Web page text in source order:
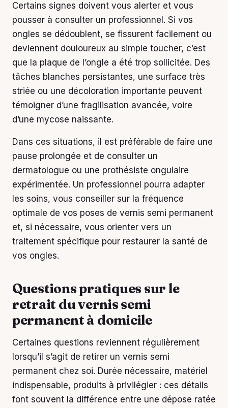
Certains signes doivent vous alerter et vous
pousser à consulter un professionnel. Si vos
ongles se dédoublent, se fissurent facilement ou
deviennent douloureux au simple toucher, c’est
que la plaque de l’ongle a été trop sollicitée. Des
tâches blanches persistantes, une surface très
striée ou une décoloration importante peuvent
témoigner d’une fragilisation avancée, voire
d’une mycose naissante.
Dans ces situations, il est préférable de faire une
pause prolongée et de consulter un
dermatologue ou une prothésiste ongulaire
expérimentée. Un professionnel pourra adapter
les soins, vous conseiller sur la fréquence
optimale de vos poses de vernis semi permanent
et, si nécessaire, vous orienter vers un
traitement spécifique pour restaurer la santé de
vos ongles.
Questions pratiques sur le
retrait du vernis semi
permanent à domicile
Certaines questions reviennent régulièrement
lorsqu’il s’agit de retirer un vernis semi
permanent chez soi. Durée nécessaire, matériel
indispensable, produits à privilégier : ces détails
font souvent la différence entre une dépose ratée